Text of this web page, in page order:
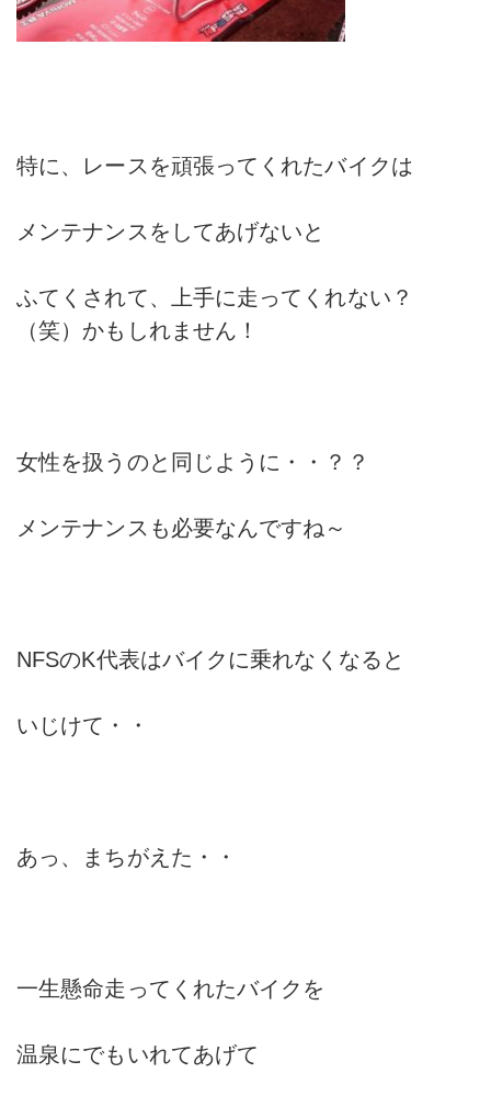
特に、レースを頑張ってくれたバイクは
メンテナンスをしてあげないと
ふてくされて、上手に走ってくれない？
（笑）かもしれません！
女性を扱うのと同じように・・？？
メンテナンスも必要なんですね～
NFSのK代表はバイクに乗れなくなると
いじけて・・
あっ、まちがえた・・
一生懸命走ってくれたバイクを
温泉にでもいれてあげて